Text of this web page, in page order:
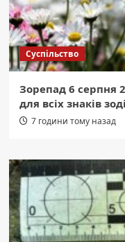
Суспільство
Зорепад 6 серпня
для всіх знаків
7 години тому назад